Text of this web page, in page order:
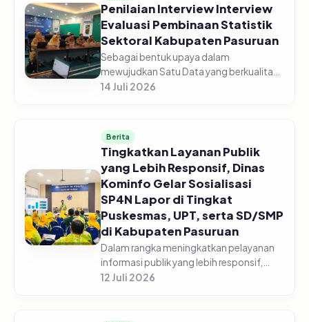
Penilaian Interview Interview
Evaluasi Pembinaan Statistik
Sektoral Kabupaten Pasuruan
Sebagai bentuk upaya dalam
mewujudkan Satu Data yang berkualitas,
Dinas Komunikasi dan Informatika
Statistik Se...
14 Juli 2026
Berita
Tingkatkan Layanan Publik
yang Lebih Responsif, Dinas
Kominfo Gelar Sosialisasi
SP4N Lapor di Tingkat
Puskesmas, UPT, serta SD/SMP
di Kabupaten Pasuruan
Dalam rangka meningkatkan pelayanan
informasi publik yang lebih responsif,
Pemerintah Kabupaten Pasuruan melalui
12 Juli 2026